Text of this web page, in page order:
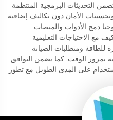
التحديثات البرمجية المنتظمة
الأمان دون تكاليف إضافية
دمج الأدوات والمنصات
مع الاحتياجات التعليمية
للطاقة ومتطلبات الصيانة
بمرور الوقت. كما يضمن التوافق
على المدى الطويل مع تطور